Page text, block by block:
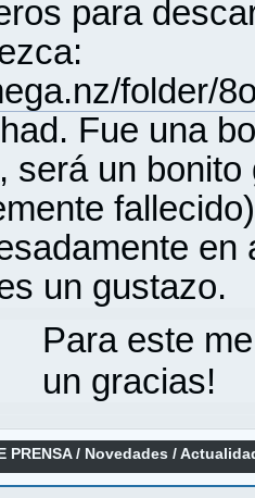
para
folder/
Fue una
será un
un gustazo.
Para este
un gracias!
PRENSA/ Novedades /
Wizards of the Coast